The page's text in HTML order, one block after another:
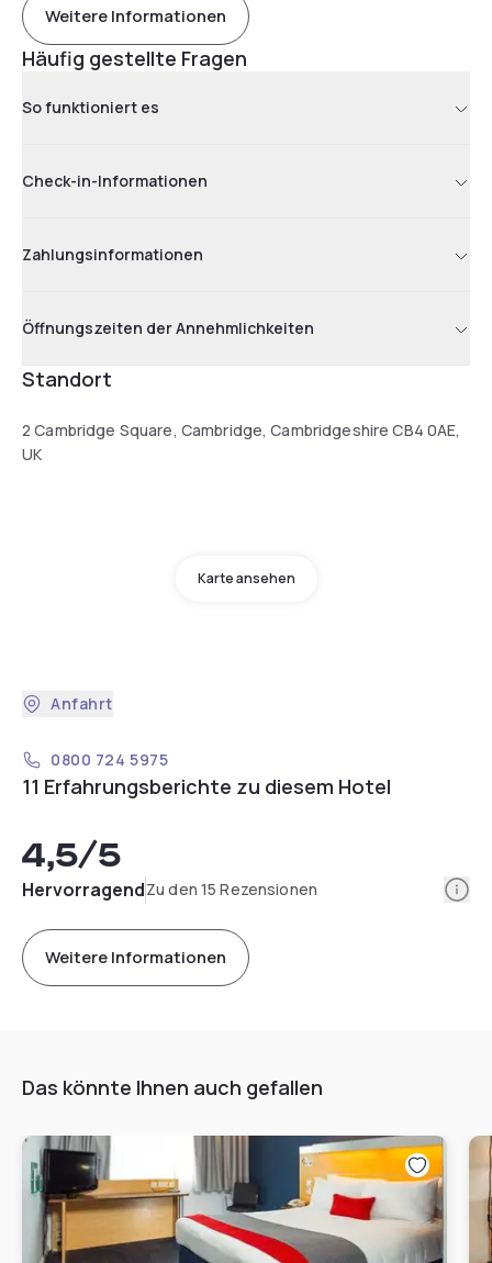
Weitere Informationen
Häufig gestellte Fragen
So funktioniert es
Check-in-Informationen
Zahlungsinformationen
Öffnungszeiten der Annehmlichkeiten
Standort
2 Cambridge Square, Cambridge, Cambridgeshire CB4 0AE,
UK
Karte ansehen
Anfahrt
0800 724 5975
11 Erfahrungsberichte zu diesem Hotel
4,5/5
HervorragendZu den 15 Rezensionen
Weitere Informationen
Das könnte Ihnen auch gefallen